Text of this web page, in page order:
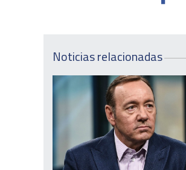
Noticias relacionadas